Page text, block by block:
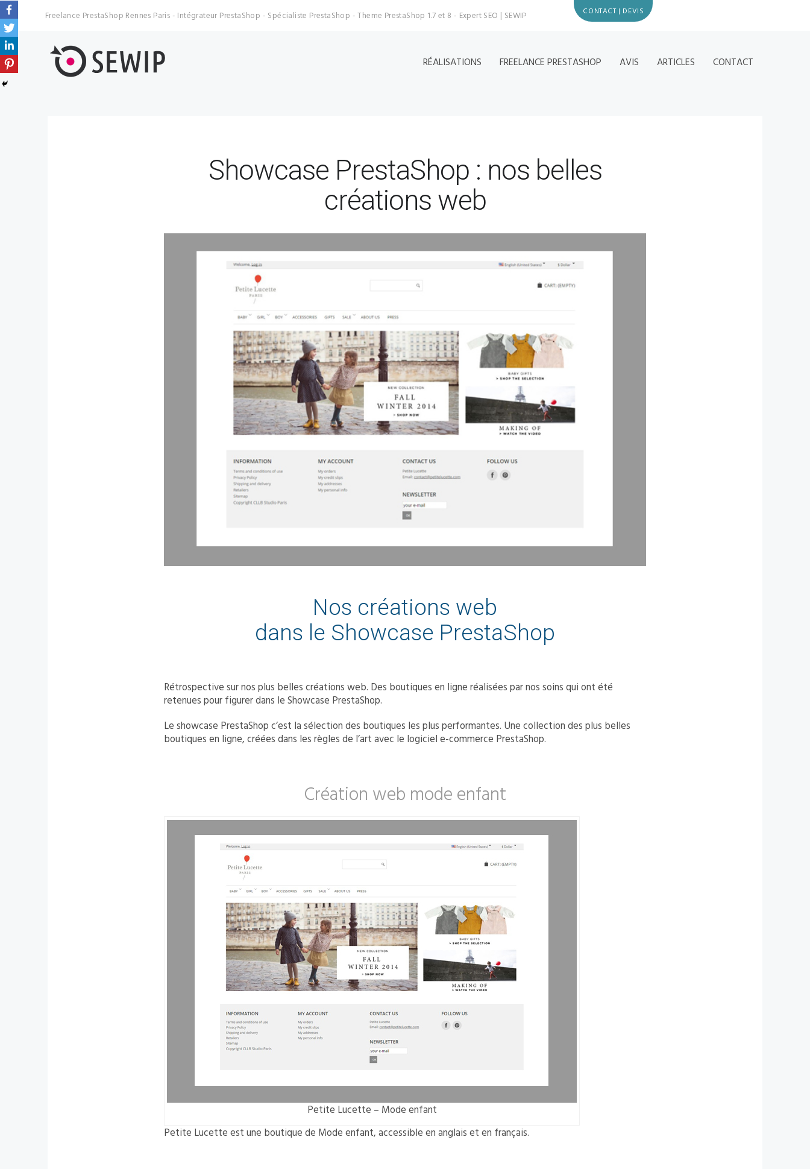
Freelance PrestaShop Rennes Paris - Intégrateur PrestaShop - Spécialiste PrestaShop - Theme PrestaShop 1.7 et 8 - Expert SEO | SEWIP CONTACT | DEVIS
RÉALISATIONS FREELANCE PRESTASHOP AVIS ARTICLES CONTACT
Showcase PrestaShop : nos belles
créations web
Nos créations web
dans le Showcase PrestaShop
Rétrospective sur nos plus belles créations web. Des boutiques en ligne réalisées par nos soins qui ont été
retenues pour figurer dans le Showcase PrestaShop.
Le showcase PrestaShop c’est la sélection des boutiques les plus performantes. Une collection des plus belles
boutiques en ligne, créées dans les règles de l’art avec le logiciel e-commerce PrestaShop.
Création web mode enfant
Petite Lucette – Mode enfant
Petite Lucette est une boutique de Mode enfant, accessible en anglais et en français.